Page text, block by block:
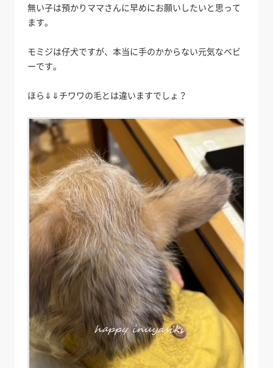
無い子は預かりママさんに早めにお願いしたいと思って
ます。
モミジは仔犬ですが、本当に手のかからない元気なベビ
ーです。
ほら⇓⇓チワワの毛とは違いますでしょ？